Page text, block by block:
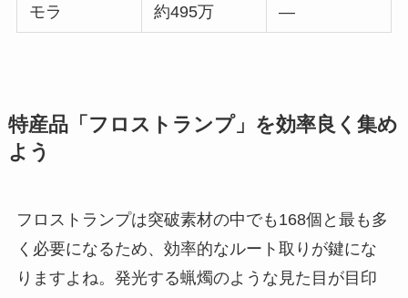
モラ 約495万 ―
特産品「フロストランプ」を効率良く集め
よう
フロストランプは突破素材の中でも168個と最も多
く必要になるため、効率的なルート取りが鍵にな
りますよね。発光する蝋燭のような見た目が目印